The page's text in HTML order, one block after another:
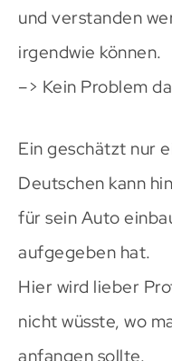
und verstanden
irgendwie können.
–> Kein Problem
Ein geschätzt nur
Deutschen kann
für sein Auto
aufgegeben hat.
Hier wird lieber
nicht wüsste, wo
anfangen sollte.